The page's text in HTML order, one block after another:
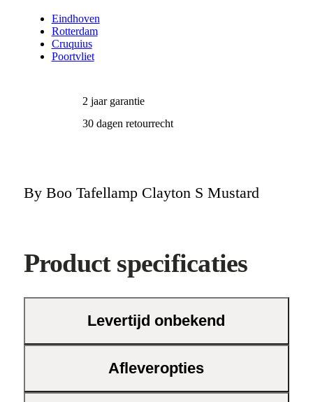
Eindhoven
Rotterdam
Cruquius
Poortvliet
2 jaar garantie
30 dagen retourrecht
By Boo Tafellamp Clayton S Mustard
Product specificaties
Levertijd onbekend
Afleveropties